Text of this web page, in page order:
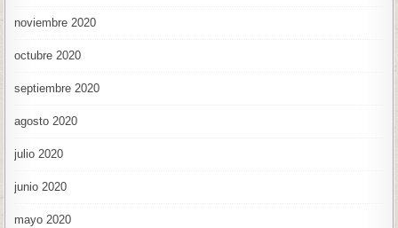
noviembre 2020
octubre 2020
septiembre 2020
agosto 2020
julio 2020
junio 2020
mayo 2020